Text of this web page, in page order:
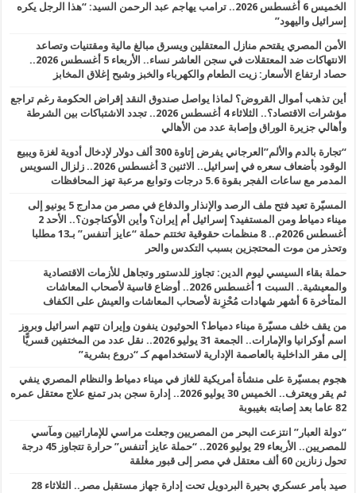
الخميس 6 أغسطس 2026.. ترامب يهاجم عبد الرحمن السيد: “هذا الرجل يكره
إسرائيل واليهود”
الأمن المصري يقتحم منازل المعتقلين ويسرق مبالغ مالية ومقتنيات وتصاعد
الانتهاكات ضد المعتقلات في سجن العاشر نساء.. الأربعاء 5 أغسطس 2026..
حصاد ارتفاع الأسعار: زيت الطعام والكهرباء والخبز وشبح إغلاق المخابز
أين تذهب أموال القروض؟ لماذا يواصل صندوق النقد إقراض الحكومة رغم تراجع
مؤشرات الاقتصاد؟.. الثلاثاء 4 أغسطس 2026.. تجدد الاشتباكات بين الشرطة
وأهالي جزيرة الوراق وإصابة عدد من الأهالي
“تجارة بالدم والألم”العرجاني يفرض إتاوة 300 ألف دولار لإدخال أدوية لغزة ويبيع
الوقود بأضعاف سعره في إسرائيل.. الاثنين 3 أغسطس 2026.. زلزال السويس
المدمر مع ساعات الفجر بقوة 5.6 درجات وتوابع مرعبة تهز المحافظات
المسيّرة تعيد فتح ملف الرصد والإنذار والدفاع في مصر من مدارج 5 يونيو إلى
ميناء دمياط ومن المستفيد؟ إسرائيل أم إيران؟ وأين الأوكتاجون؟.. الأحد 2
أغسطس 2026م.. 8 منظمات حقوقية تختتم حملة “عايز أتنفس” بـ13 مطلبا
وتحذر من موت المحتجزين بسبب التكدس والحر
حملة بقاء السيسي ليوم الدين: تجاوز للدستور وتجاهل للأزمات الاقتصادية
والمعيشية.. السبت 1 أغسطس 2026.. أوضاع قاسية لأصحاب المعاشات
المتأخرة 6 أشهر شهادات مُحْزِنة لأصحاب المعاشات والعيش على الكفاف
من يقف خلف مسيّرة ميناء دمياط؟ الحوثيون ينفون وإيران تتهم اسرائيل وبروز
اسم أوكرانيا والإمارات.. الجمعة 31 يوليو 2026.. نقل عدد من المختفين قسريًّا
إلى مقر الداخلية بالعاصمة الإدارية لاستخدامهم كـ “دروع بشرية”
هجوم بمسيّرة على منشأة أمريكية للغاز في ميناء دمياط والنظام المصري ينفي
ثم يقر ويعترف.. الخميس 30 يوليو 2026.. إدارة سجن بدر تمنع علاج معتقل عمره
82 عاما بعد إصابته بغيبوبة
“دولة العبار” انتزعت البحر من المصريين وجعلت مراسي للإماراتيين ومآسي
للمصريين.. الأربعاء 29 يوليو 2026.. “حملة عايز أتنفس” حرارة تتجاوز 45 درجة
تحول زنازين 60 ألف معتقل في مصر إلى قبور مغلقة
صيد بأمر عسكري بحيرة البردويل تحت إدارة جهاز مستقبل مصر.. الثلاثاء 28